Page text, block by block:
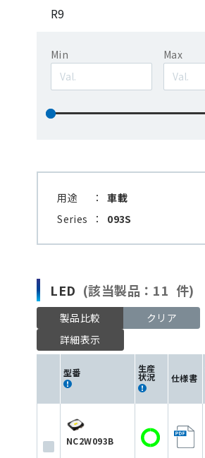
R9
Min Max
用途 ：
車載
Series
： 093S
LED (該当製品：11 件)
製品比較
クリア
詳細表示
型番 生産
状況 仕様書
NC2W093B